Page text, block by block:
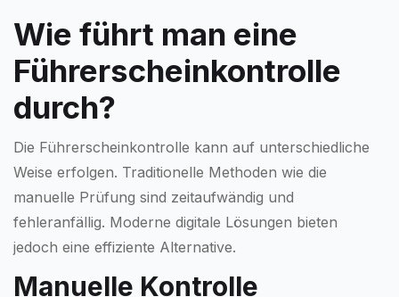
Wie führt man eine
Führerscheinkontrolle
durch?
Die Führerscheinkontrolle kann auf unterschiedliche
Weise erfolgen. Traditionelle Methoden wie die
manuelle Prüfung sind zeitaufwändig und
fehleranfällig. Moderne digitale Lösungen bieten
jedoch eine effiziente Alternative.
Manuelle Kontrolle